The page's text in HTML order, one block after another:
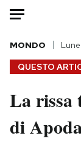
HOME
Italia
Politica
QUESTO
MONDO
La rissa
di